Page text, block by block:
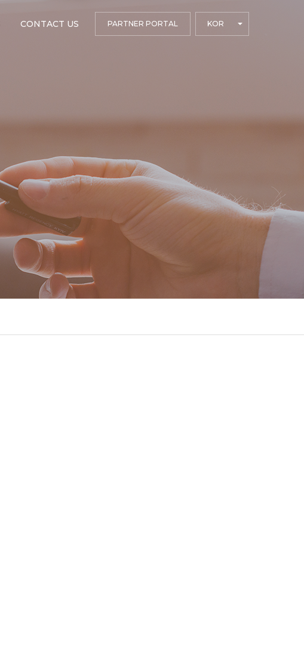
CONTACT US PARTNER PORTAL KOR